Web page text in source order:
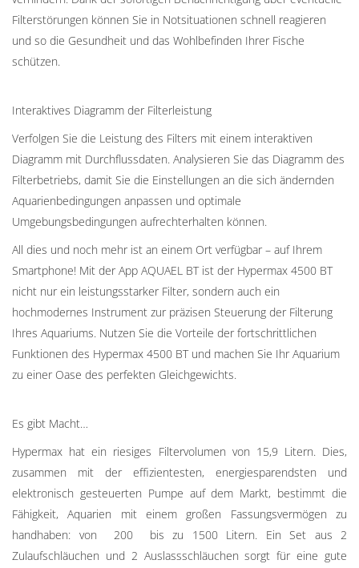
Filterstörungen können Sie in Notsituationen schnell reagieren
und so die Gesundheit und das Wohlbefinden Ihrer Fische
schützen.
Interaktives Diagramm der Filterleistung
Verfolgen Sie die Leistung des Filters mit einem interaktiven
Diagramm mit Durchflussdaten. Analysieren Sie das Diagramm des
Filterbetriebs, damit Sie die Einstellungen an die sich ändernden
Aquarienbedingungen anpassen und optimale
Umgebungsbedingungen aufrechterhalten können.
All dies und noch mehr ist an einem Ort verfügbar – auf Ihrem
Smartphone! Mit der App AQUAEL BT ist der Hypermax 4500 BT
nicht nur ein leistungsstarker Filter, sondern auch ein
hochmodernes Instrument zur präzisen Steuerung der Filterung
Ihres Aquariums. Nutzen Sie die Vorteile der fortschrittlichen
Funktionen des Hypermax 4500 BT und machen Sie Ihr Aquarium
zu einer Oase des perfekten Gleichgewichts.
Es gibt Macht…
Hypermax hat ein riesiges Filtervolumen von 15,9 Litern. Dies,
zusammen mit der effizientesten, energiesparendsten und
elektronisch gesteuerten Pumpe auf dem Markt, bestimmt die
Fähigkeit, Aquarien mit einem großen Fassungsvermögen zu
handhaben: von
200 bis zu 1500 Litern. Ein Set aus 2
Zulaufschläuchen und 2 Auslassschläuchen sorgt für eine gute